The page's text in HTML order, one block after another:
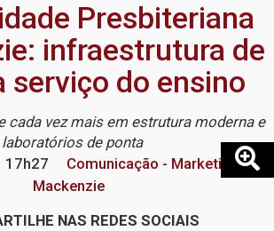
Presbiteriana
infraestrutura de
serviço do ensino
cada vez mais em estrutura moderna e
laboratórios de ponta
17h27
Comunicação - Marketing
Mackenzie
NAS REDES SOCIAIS